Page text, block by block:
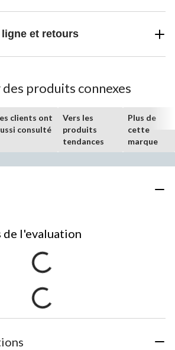
et retours
produits connexes
clients ont
consulté
Vers les
produits
tendances
Plus de
cette
marque
de l'evaluation